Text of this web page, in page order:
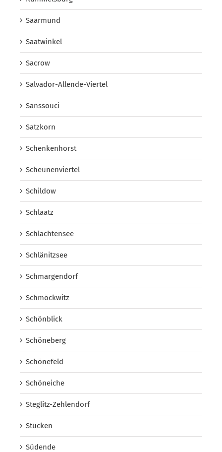
Saarmund
Saatwinkel
Sacrow
Salvador-Allende-Viertel
Sanssouci
Satzkorn
Schenkenhorst
Scheunenviertel
Schildow
Schlaatz
Schlachtensee
Schlänitzsee
Schmargendorf
Schmöckwitz
Schönblick
Schöneberg
Schönefeld
Schöneiche
Steglitz-Zehlendorf
Stücken
Südende